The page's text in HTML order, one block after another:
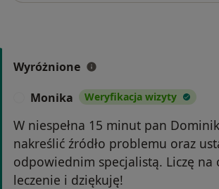
Wyróżnione
Monika Weryfikacja wizyty
W niespełna 15 minut pan
nakreślić źródło problemu oraz
odpowiednim specjalistą. Liczę na
leczenie i dziękuję!